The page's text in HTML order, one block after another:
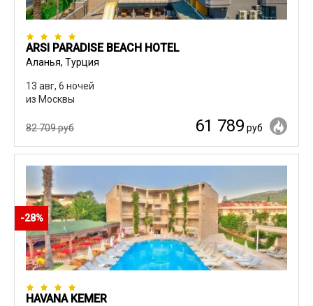
ARSI PARADISE BEACH HOTEL
Аланья, Турция
13 авг, 6 ночей
из Москвы
82 709 руб 61 789 руб
-28%
HAVANA KEMER